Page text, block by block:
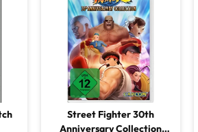
Street Fighter 30th
Anniversary Collection